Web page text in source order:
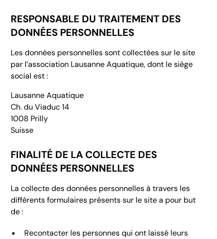
RESPONSABLE DU TRAITEMENT DES
DONNÉES PERSONNELLES
Les données personnelles sont collectées sur le site
par l’association Lausanne Aquatique, dont le siège
social est :
Lausanne Aquatique
Ch. du Viaduc 14
1008 Prilly
Suisse
FINALITÉ DE LA COLLECTE DES
DONNÉES PERSONNELLES
La collecte des données personnelles à travers les
différents formulaires présents sur le site a pour but
de :
Recontacter les personnes qui ont laissé leurs